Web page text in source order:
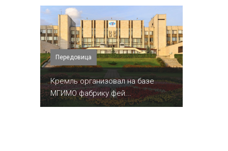
Передовица
Кремль организовал на базе
МГИМО фабрику фей...